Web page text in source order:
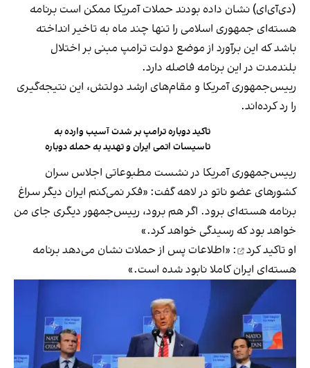
(دی‌آی‌ای) نشان داده بودند حملات آمریکا ممکن است برنامه
هسته‌ای جمهوری اسلامی را تنها چند ماه به تاخیر انداخته
باشد که این برآورد از موضع دولت ترامپ مبنی بر اختلال
بلندمدت در این برنامه فاصله دارد.
رییس‌جمهوری آمریکا و مقام‌های ارشد دولتش، این نتیجه‌گیری
را رد کرده‌اند.
تاکید دوباره ترامپ بر شدت آسیب وارده به
تاسیسات اتمی ایران و تهدید به حمله دوباره
رییس‌جمهوری آمریکا در نشست مطبوعاتی اجلاس سران
کشورهای عضو ناتو در لاهه گفت:‌ «فکر نمی‌کنم ایران دیگر سراغ
برنامه هسته‌ای برود. اگر هم برود، رییس‌جمهور دیگری جای من
خواهد بود که رسیدگی خواهد کرد.»
اوتاکید کرد
: «اطلاعات پس از حملات نشان می‌دهد برنامه
هسته‌ای ایران کاملا نابود شده است.»